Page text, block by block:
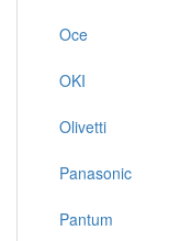
Oce
OKI
Olivetti
Panasonic
Pantum